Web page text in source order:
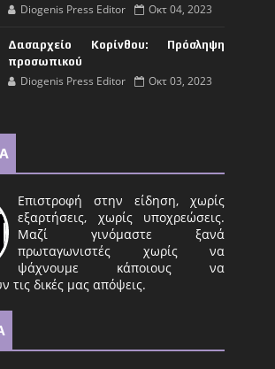
Diogenis Press Editor Οκτ 04, 2023
Δασαρχείο Κορίνθου: Πρόσληψη
προσωπικού
Diogenis Press Editor Οκτ 03, 2023
Επιστροφή στην είδηση, χωρίς
εξαρτήσεις, χωρίς υποχρεώσεις.
Μαζί γινόμαστε ξανά
πρωταγωνιστές χωρίς να
ψάχνουμε κάποιους να
τις δικές μας απόψεις.